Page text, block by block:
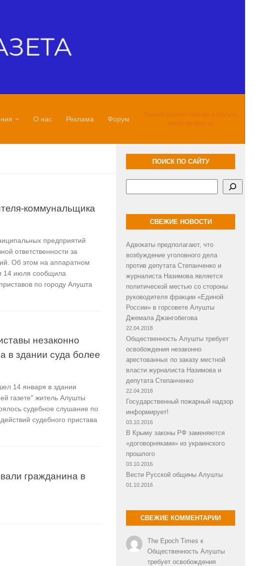
О нас Реклама Форум
Точный прогноз погоды в Алуште
world-weather.ru
коммунальщика
предприятий
ответственности за
Об этом на аппаратном
14 июля сообщила
по городу Алушта
незаконно
в здании суда более
14 января в здании
газете" житель Алушты
судебное слушание по
судебного пристава
гражданина в
ПОИСК ПО САЙТУ
СВЕЖИЕ НОВОСТИ
Адвокаты предполагают, что
возбуждение уголовного дела
против депутата Степанченко и
журналиста Назимова является
политической местью со стороны
руководителя фракции «Единой
России» в горсовете Алушты
Джемала Джангобегова
22.04.2018
Общественность Алушты требует
освобождения незаконно
арестованных по заказу местной
власти журналиста Назимова и
депутата Степанченко
22.04.2018
Государственный пожарный надзор
информирует!
03.10.2016
В Крыму законы РФ заменяются
«договорняками» из украинского
прошлого
03.10.2016
Вести Русской общины Алушты
01.10.2016
СВЕЖИЕ КОММЕНТАРИИ
The Epoch Times к
Общественность Алушты
требует освобождения